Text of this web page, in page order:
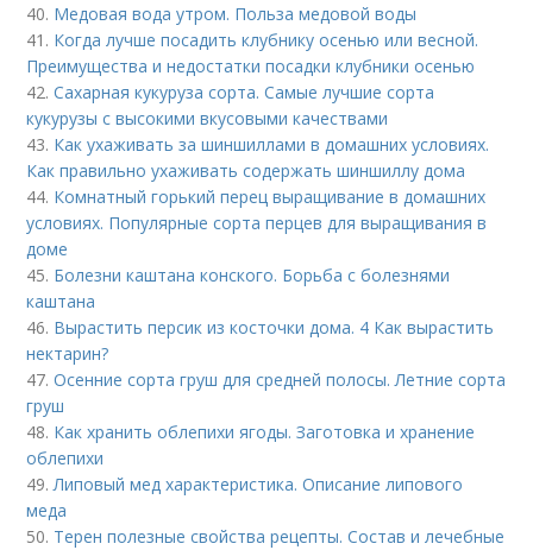
40. Медовая вода утром. Польза медовой воды
41. Когда лучше посадить клубнику осенью или весной.
Преимущества и недостатки посадки клубники осенью
42.Сахарная кукуруза сорта. Самые лучшие сорта
кукурузы с высокими вкусовыми качествами
43. Как ухаживать за шиншиллами в домашних условиях.
Как правильно ухаживать содержать шиншиллу дома
44. Комнатный горький перец выращивание в домашних
условиях. Популярные сорта перцев для выращивания в
доме
45. Болезни каштана конского. Борьба с болезнями
каштана
46. Вырастить персик из косточки дома. 4 Как вырастить
нектарин?
47.Осенние сорта груш для средней полосы. Летние сорта
груш
48. Как хранить облепихи ягоды. Заготовка и хранение
облепихи
49.Липовый мед характеристика. Описание липового
меда
50. Терен полезные свойства рецепты. Состав и лечебные